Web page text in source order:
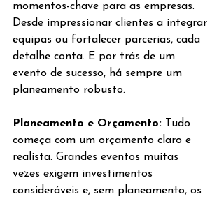
momentos-chave para as empresas.
Desde impressionar clientes a integrar
equipas ou fortalecer parcerias, cada
detalhe conta. E por trás de um
evento de sucesso, há sempre um
planeamento robusto.
Planeamento e Orçamento:
Tudo
começa com um orçamento claro e
realista. Grandes eventos muitas
vezes exigem investimentos
consideráveis e, sem planeamento, os